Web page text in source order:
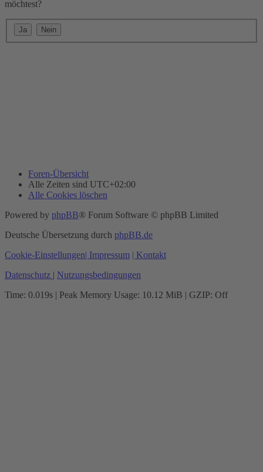
möchtest?
Foren-Übersicht
Alle Zeiten sind UTC+02:00
Alle Cookies löschen
Powered by phpBB® Forum Software © phpBB Limited
Deutsche Übersetzung durch phpBB.de
Cookie-Einstellungen| Impressum | Kontakt
Datenschutz | Nutzungsbedingungen
Time: 0.019s | Peak Memory Usage: 10.12 MiB | GZIP: Off